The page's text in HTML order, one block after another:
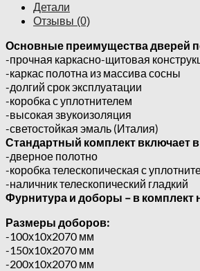
Детали
Отзывы (0)
Основные преимущества дверей
-прочная каркасно-щитовая
-каркас полотна из массива сосны
-долгий срок эксплуатации
-коробка с уплотнителем
-высокая звукоизоляция
-светостойкая эмаль (Италия)
Стандартный комплект включает
-дверное полотно
-коробка телескопическая с
-наличник телескопический гладкий
Фурнитура и доборы – в комплект
Размеры доборов:
-100х10х2070 мм
-150х10х2070 мм
-200х10х2070 мм